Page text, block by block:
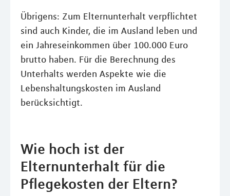
Übrigens: Zum Elternunterhalt verpflichtet
sind auch Kinder, die im Ausland leben und
ein Jahreseinkommen über 100.000 Euro
brutto haben. Für die Berechnung des
Unterhalts werden Aspekte wie die
Lebenshaltungskosten im Ausland
berücksichtigt.
Wie hoch ist der
Elternunterhalt für die
Pflegekosten der Eltern?